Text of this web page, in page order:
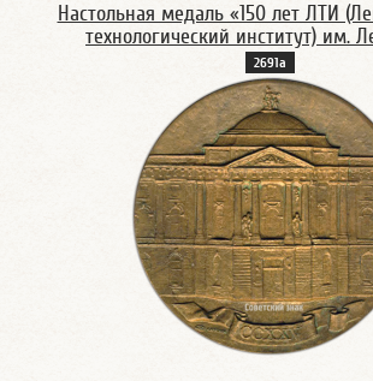
Настольная медаль «150 лет ЛТИ
технологический институт) им.
2691а